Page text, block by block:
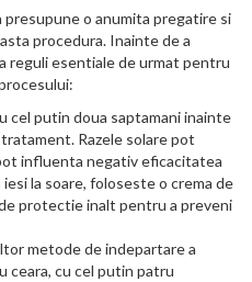
o anumita pregatire si
procedura. Inainte de a
reguli esentiale de urmat pentru
cel putin doua saptamani inainte
Razele solare pot
influenta negativ eficacitatea
iesi la soare, foloseste o crema de
protectie inalt pentru a preveni
metode de indepartare a
ceara, cu cel putin patru